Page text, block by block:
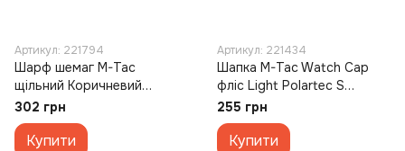
Артикул: 221794
Шарф шемаг M-Tac
щільний Коричневий
Чорний (Coyote Black)
302 грн
Купити
Артикул: 221434
Шапка M-Tac Watch Cap
фліс Light Polartec S
Зелена (Dark Olive)
255 грн
Купити